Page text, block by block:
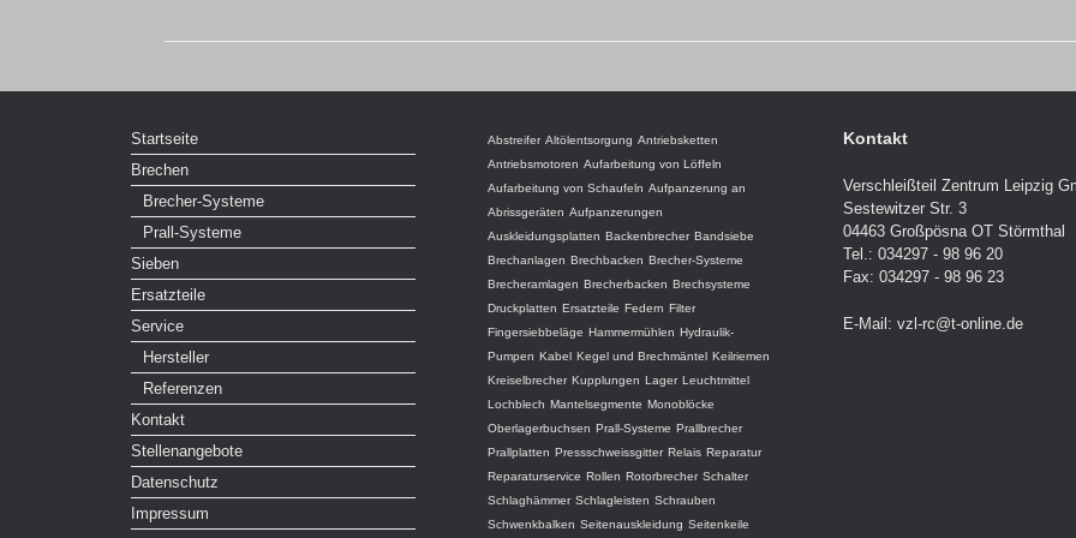
Startseite
Brechen
Brecher-Systeme
Prall-Systeme
Sieben
Ersatzteile
Service
Hersteller
Referenzen
Kontakt
Stellenangebote
Datenschutz
Impressum
Abstreifer Altölentsorgung Antriebsketten
Antriebsmotoren Aufarbeitung von Löffeln
Aufarbeitung von Schaufeln Aufpanzerung an
Abrissgeräten Aufpanzerungen
Auskleidungsplatten Backenbrecher Bandsiebe
Brechanlagen Brechbacken Brecher-Systeme
Brecheramlagen Brecherbacken Brechsysteme
Druckplatten Ersatzteile Federn Filter
Fingersiebbeläge Hammermühlen Hydraulik-
Pumpen Kabel Kegel und Brechmäntel Keilriemen
Kreiselbrecher Kupplungen Lager Leuchtmittel
Lochblech Mantelsegmente Monoblöcke
Oberlagerbuchsen Prall-Systeme Prallbrecher
Prallplatten Pressschweissgitter Relais Reparatur
Reparaturservice Rollen Rotorbrecher Schalter
Schlaghämmer Schlagleisten Schrauben
Schwenkbalken Seitenauskleidung Seitenkeile
Kontakt
Verschleißteil Zentrum Leipzig
Sestewitzer Str. 3
04463 Großpösna OT Störmthal
Tel.: 034297 - 98 96 20
Fax: 034297 - 98 96 23
E-Mail: vzl-rc@t-online.de